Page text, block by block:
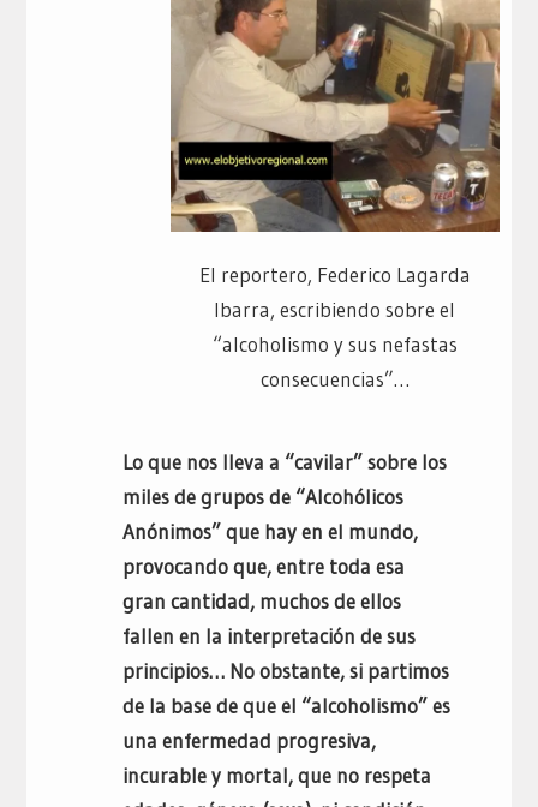
El reportero, Federico Lagarda
Ibarra, escribiendo sobre el
“alcoholismo y sus nefastas
consecuencias”…
Lo que nos lleva a “cavilar” sobre los
miles de grupos de “Alcohólicos
Anónimos” que hay en el mundo,
provocando que, entre toda esa
gran cantidad, muchos de ellos
fallen en la interpretación de sus
principios… No obstante, si partimos
de la base de que el “alcoholismo” es
una enfermedad progresiva,
incurable y mortal, que no respeta